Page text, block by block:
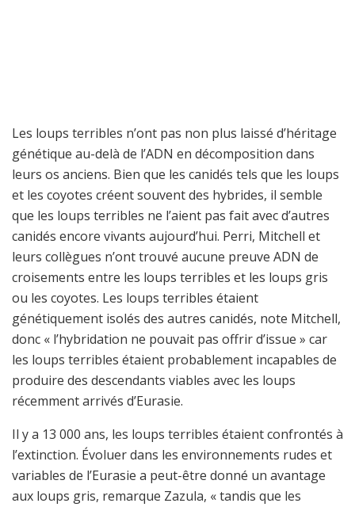
Les loups terribles n’ont pas non plus laissé d’héritage
génétique au-delà de l’ADN en décomposition dans
leurs os anciens. Bien que les canidés tels que les loups
et les coyotes créent souvent des hybrides, il semble
que les loups terribles ne l’aient pas fait avec d’autres
canidés encore vivants aujourd’hui. Perri, Mitchell et
leurs collègues n’ont trouvé aucune preuve ADN de
croisements entre les loups terribles et les loups gris
ou les coyotes. Les loups terribles étaient
génétiquement isolés des autres canidés, note Mitchell,
donc « l’hybridation ne pouvait pas offrir d’issue » car
les loups terribles étaient probablement incapables de
produire des descendants viables avec les loups
récemment arrivés d’Eurasie.
Il y a 13 000 ans, les loups terribles étaient confrontés à
l’extinction. Évoluer dans les environnements rudes et
variables de l’Eurasie a peut-être donné un avantage
aux loups gris, remarque Zazula, « tandis que les